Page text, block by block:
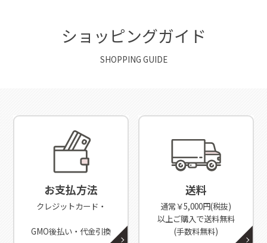
ショッピングガイド
SHOPPING GUIDE
お支払方法
クレジットカード・
GMO後払い・代金引換
送料
通常￥5,000円(税抜)
以上ご購入で送料無料
(手数料無料)